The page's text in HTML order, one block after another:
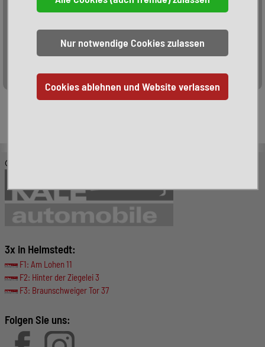
Sortieren:
© KALE-Automobile GmbH
3x in Helmstedt:
F1: Am Lohen 11
F2: Hinter der Ziegelei 3
F3: Braunschweiger Tor 37
Folgen Sie uns: